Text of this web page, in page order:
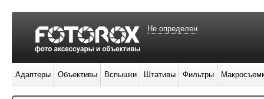
Не определен
Адаптеры Объективы Вспышки Штативы Фильтры